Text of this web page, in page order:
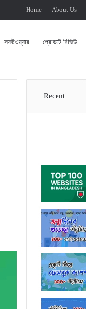
Home About Us
সফটওয়্যার প্রোডাক্ট রিভিউ
Recent